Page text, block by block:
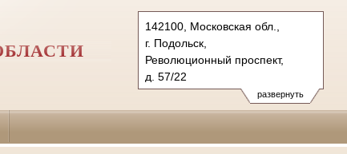
развернуть
142100, Московская обл.,
г. Подольск,
Революционный проспект,
д. 57/22
142181, г.о. Подольск,
мкр. Климовск, ул. Западная,
Тел.: 8(496)769-69-21, 769-94-